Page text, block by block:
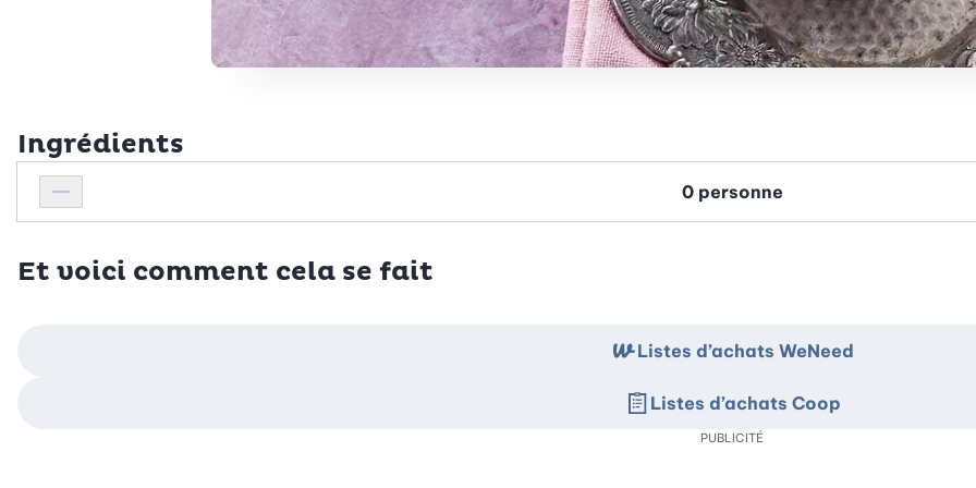
Ingrédients
Réduire le nombre de personnes
Personnes
Et voici comment cela se fait
Listes d’achats WeNeed
Listes d’achats Coop
PUBLICITÉ